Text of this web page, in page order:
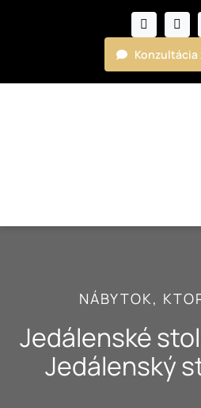
Konzultácia
NÁBYTOK,
Jedálenské
Jedálenský